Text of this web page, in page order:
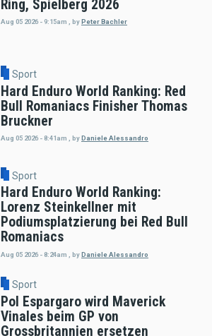
Ring, Spielberg 2026
Aug 05 2026 - 9:15am byPeter Bachler
Sport
Hard Enduro World Ranking: Red
Bull Romaniacs Finisher Thomas
Bruckner
Aug 05 2026 - 8:41am byDaniele Alessandro
Sport
Hard Enduro World Ranking:
Lorenz Steinkellner mit
Podiumsplatzierung bei Red Bull
Romaniacs
Aug 05 2026 - 8:24am byDaniele Alessandro
Sport
Pol Espargaro wird Maverick
Vinales beim GP von
Grossbritannien ersetzen